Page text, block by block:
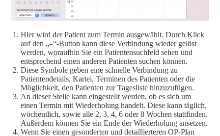
Hier wird der Patient zum Termin ausgewählt. Durch Klick
auf den „–“-Button kann diese Verbindung wieder gelöst
werden, woraufhin Sie ein Patientensuchfeld sehen und
entsprechend einen anderen Patienten suchen können.
Diese Symbole geben eine schnelle Verbindung zu
Patientendetails, Kartei, Terminen des Patienten oder die
Möglichkeit, den Patienten zur Tagesliste hinzuzufügen.
An dieser Stelle kann eingestellt werden, ob es sich um
einen Termin mit Wiederholung handelt. Diese kann täglich,
wöchentlich, sowie alle 2, 3, 4, 6 oder 8 Wochen stattfinden.
Außerdem können Sie ein Ende der Wiederholung ansetzen.
Wenn Sie einen gesonderten und detaillierteren OP-Plan